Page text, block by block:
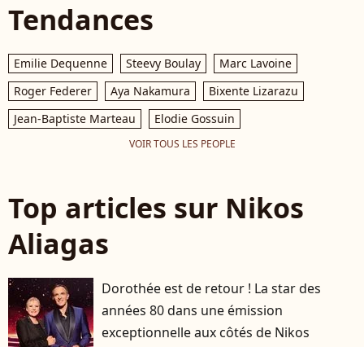
Tendances
Emilie Dequenne Steevy Boulay
Marc Lavoine
Roger Federer
Aya Nakamura
Bixente Lizarazu
Jean-Baptiste Marteau
Elodie Gossuin
VOIR TOUS LES PEOPLE
Top articles sur Nikos
Aliagas
Dorothée est de retour ! La star des
années 80 dans une émission
exceptionnelle aux côtés de Nikos